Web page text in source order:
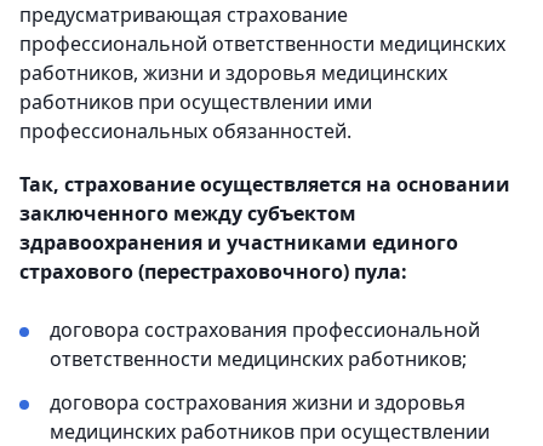
предусматривающая страхование
профессиональной ответственности медицинских
работников, жизни и здоровья медицинских
работников при осуществлении ими
профессиональных обязанностей.
Так, страхование осуществляется на основании
заключенного между субъектом
здравоохранения и участниками единого
страхового (перестраховочного) пула:
договора сострахования профессиональной
ответственности медицинских работников;
договора сострахования жизни и здоровья
медицинских работников при осуществлении